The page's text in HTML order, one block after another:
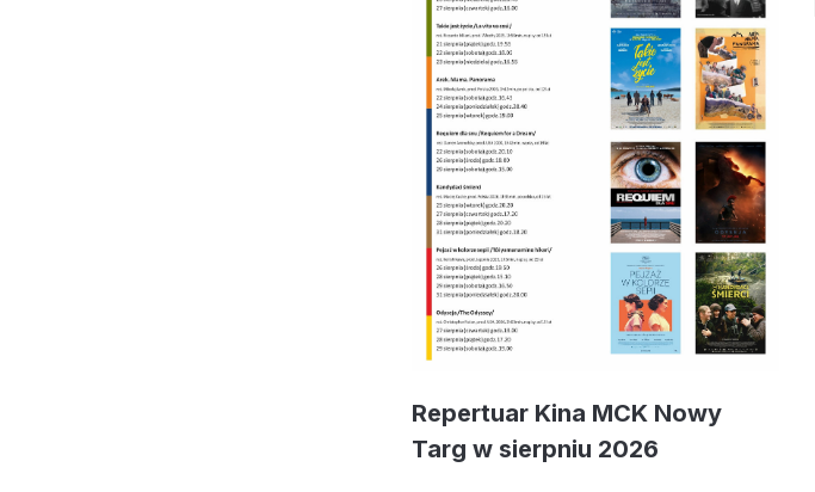
Repertuar Kina MCK Nowy
Targ w sierpniu 2026